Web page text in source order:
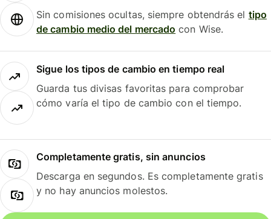
Sin comisiones ocultas, siempre obtendrás el tipo
de cambio medio del mercado con Wise.
Sigue los tipos de cambio en tiempo real
Guarda tus divisas favoritas para comprobar
cómo varía el tipo de cambio con el tiempo.
Completamente gratis, sin anuncios
Descarga en segundos. Es completamente gratis
y no hay anuncios molestos.